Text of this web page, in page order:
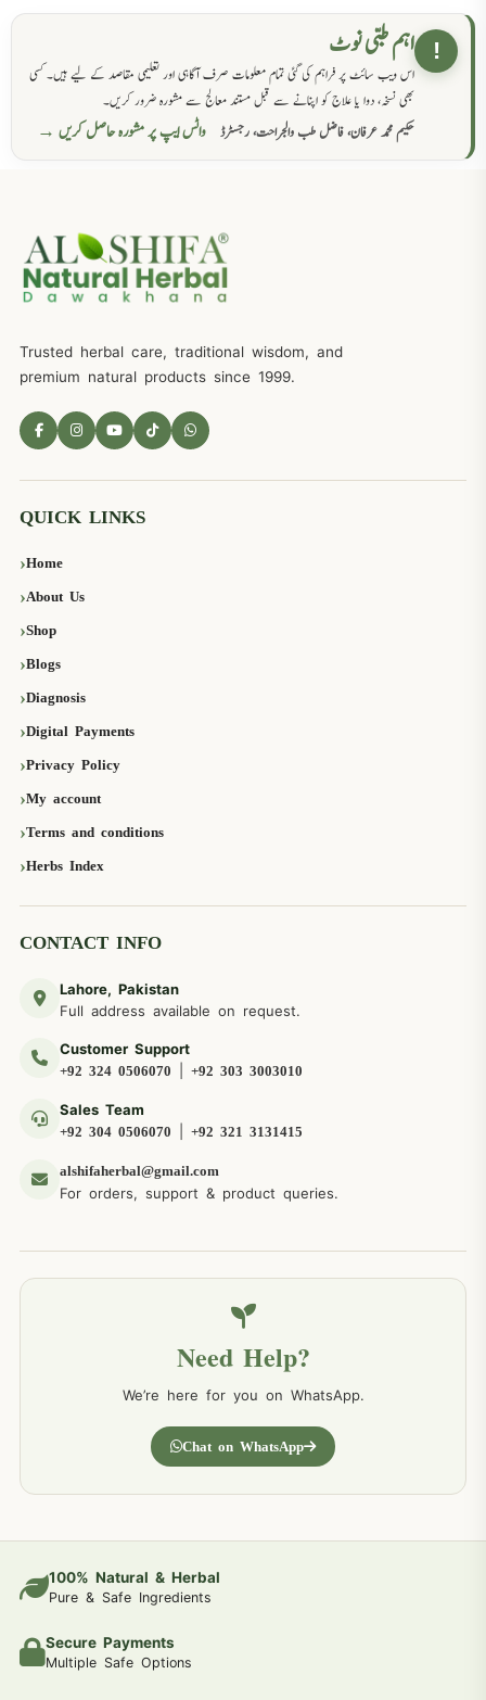
! اہم طبی نوٹ
اس ویب سائٹ پر فراہم کی گئی تمام معلومات صرف آگاہی اور تعلیمی مقاصد کے لیے ہیں۔ کسی
بھی نسخہ، دوا یا علاج کو اپنانے سے قبل مستند معالج سے مشورہ ضرور کریں۔
حکیم محمد عرفان، فاضل طب والجراحت، رجسٹرڈ
واٹس ایپ پر مشورہ حاصل کریں →
Trusted herbal care, traditional wisdom, and
premium natural products since 1999.
QUICK LINKS
Home
About Us
Shop
Blogs
Diagnosis
Digital Payments
Privacy Policy
My account
Terms and conditions
Herbs Index
CONTACT INFO
Lahore, Pakistan
Full address available on request.
Customer Support
+92 324 0506070 +92 303 3003010
Sales Team
+92 304 0506070 +92 321 3131415
alshifaherbal@gmail.com
For orders, support & product queries.
Need Help?
We’re here for you on WhatsApp.
Chat on WhatsApp
100% Natural & Herbal
Pure & Safe Ingredients
Secure Payments
Multiple Safe Options